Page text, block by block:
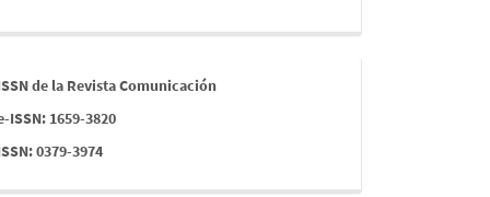
de la Revista Comunicación
ISSN: 1659-3820
0379-3974